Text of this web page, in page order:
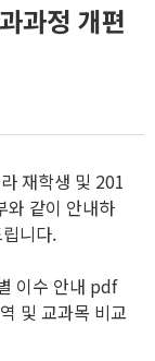
과정 개편
재학생 및 201
와 같이 안내하
니다.
이수 안내 pdf
및 교과목 비교